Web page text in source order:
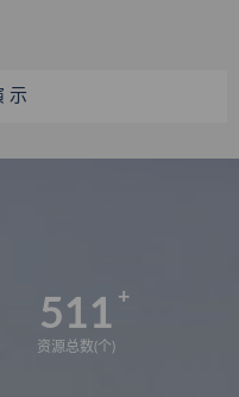
示
511
资源总数(个)